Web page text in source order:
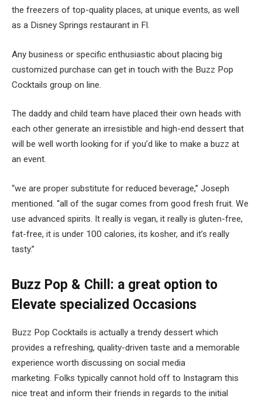
the freezers of top-quality places, at unique events, as well
as a Disney Springs restaurant in Fl.
Any business or specific enthusiastic about placing big
customized purchase can get in touch with the Buzz Pop
Cocktails group on line.
The daddy and child team have placed their own heads with
each other generate an irresistible and high-end dessert that
will be well worth looking for if you’d like to make a buzz at
an event.
“we are proper substitute for reduced beverage,” Joseph
mentioned. “all of the sugar comes from good fresh fruit. We
use advanced spirits. It really is vegan, it really is gluten-free,
fat-free, it is under 100 calories, its kosher, and it’s really
tasty.”
Buzz Pop & Chill: a great option to
Elevate specialized Occasions
Buzz Pop Cocktails is actually a trendy dessert which
provides a refreshing, quality-driven taste and a memorable
experience worth discussing on social media
marketing. Folks typically cannot hold off to Instagram this
nice treat and inform their friends in regards to the initial